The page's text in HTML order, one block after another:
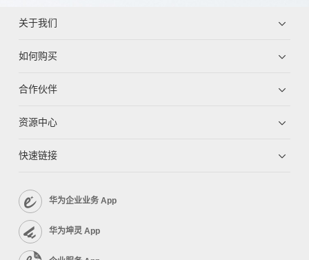
关于我们
如何购买
合作伙伴
资源中心
快速链接
华为企业业务 App
华为坤灵 App